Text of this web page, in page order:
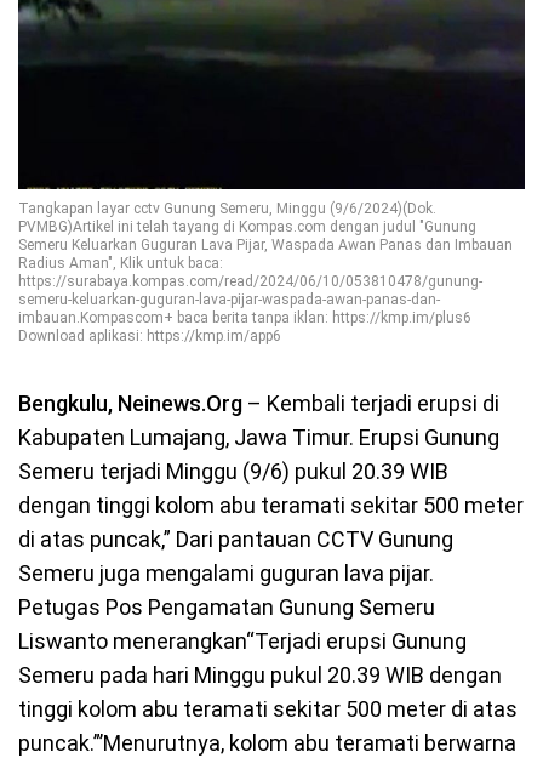
Tangkapan layar cctv Gunung Semeru, Minggu (9/6/2024)(Dok.
PVMBG)Artikel ini telah tayang di Kompas.com dengan judul "Gunung
Semeru Keluarkan Guguran Lava Pijar, Waspada Awan Panas dan Imbauan
Radius Aman", Klik untuk baca:
https://surabaya.kompas.com/read/2024/06/10/053810478/gunung-
semeru-keluarkan-guguran-lava-pijar-waspada-awan-panas-dan-
imbauan.Kompascom+ baca berita tanpa iklan: https://kmp.im/plus6
Download aplikasi: https://kmp.im/app6
Bengkulu, Neinews.Org – Kembali terjadi erupsi di
Kabupaten Lumajang, Jawa Timur. Erupsi Gunung
Semeru terjadi Minggu (9/6) pukul 20.39 WIB
dengan tinggi kolom abu teramati sekitar 500 meter
di atas puncak,” Dari pantauan CCTV Gunung
Semeru juga mengalami guguran lava pijar.
Petugas Pos Pengamatan Gunung Semeru
Liswanto menerangkan“Terjadi erupsi Gunung
Semeru pada hari Minggu pukul 20.39 WIB dengan
tinggi kolom abu teramati sekitar 500 meter di atas
puncak.”’Menurutnya, kolom abu teramati berwarna